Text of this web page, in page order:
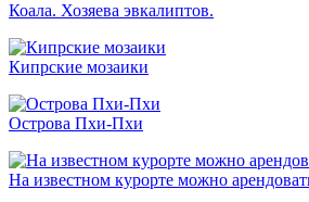
Коала. Хозяева эвкалиптов.
Кипрские мозаики
Острова Пхи-Пхи
На известном курорте можно